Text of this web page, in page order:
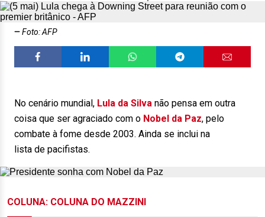
COLUNA: COLUNA DO MAZZINI
Foto: AFP
No cenário mundial, Lula da Silva não pensa em outra
coisa que ser agraciado com o Nobel da Paz, pelo
combate à fome desde 2003. Ainda se inclui na
lista de pacifistas.